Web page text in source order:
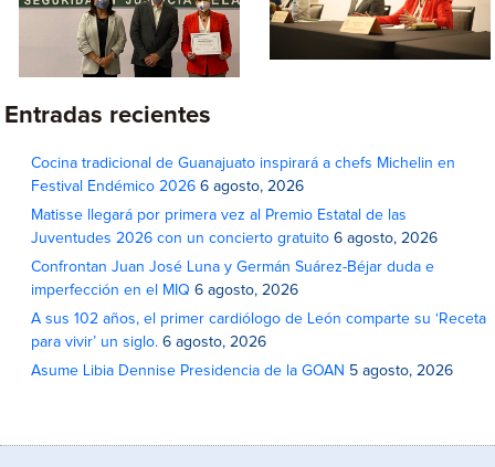
Entradas recientes
Cocina tradicional de Guanajuato inspirará a chefs Michelin en
Festival Endémico 2026 6 agosto, 2026
Matisse llegará por primera vez al Premio Estatal de las
Juventudes 2026 con un concierto gratuito 6 agosto, 2026
Confrontan Juan José Luna y Germán Suárez-Béjar duda e
imperfección en el MIQ 6 agosto, 2026
A sus 102 años, el primer cardiólogo de León comparte su ‘Receta
para vivir’ un siglo. 6 agosto, 2026
Asume Libia Dennise Presidencia de la GOAN 5 agosto, 2026